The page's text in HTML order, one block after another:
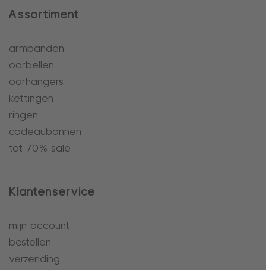
Assortiment
armbanden
oorbellen
oorhangers
kettingen
ringen
cadeaubonnen
tot 70% sale
Klantenservice
mijn account
bestellen
verzending